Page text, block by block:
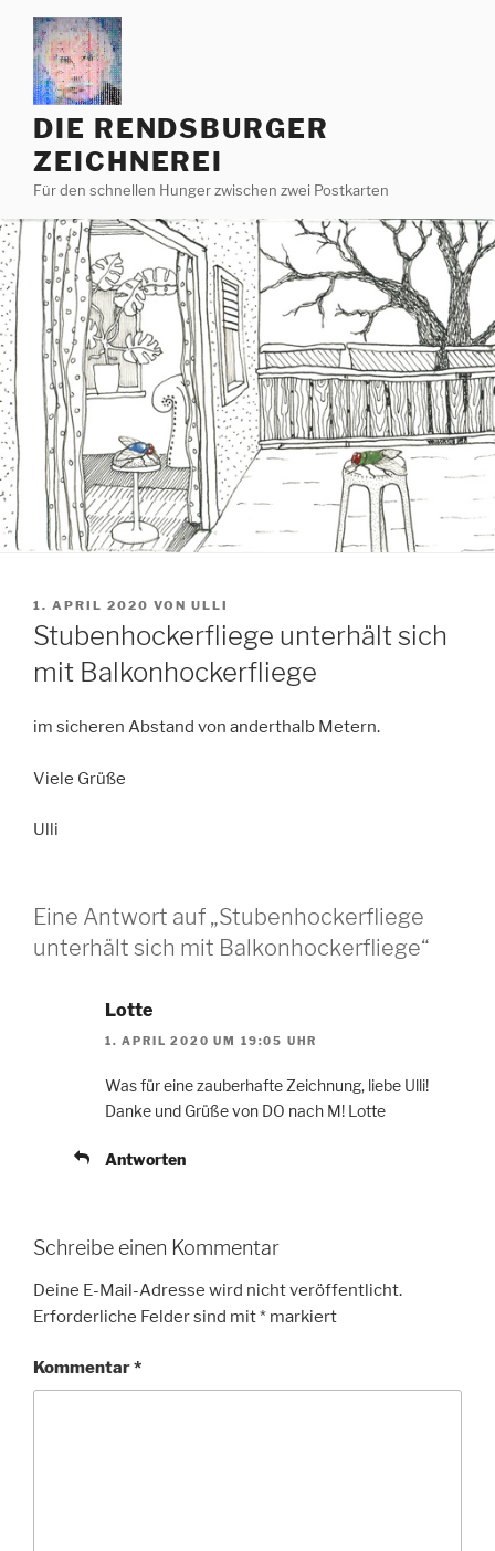
Zum
Inhalt
springen
DIE RENDSBURGER
ZEICHNEREI
Für den schnellen Hunger zwischen zwei Postkarten
VERÖFFENTLICHT
AM
1. APRIL 2020 VON ULLI
Stubenhockerfliege unterhält sich
mit Balkonhockerfliege
im sicheren Abstand von anderthalb Metern.
Viele Grüße
Ulli
Eine Antwort auf „Stubenhockerfliege
unterhält sich mit Balkonhockerfliege“
Lotte
1. APRIL 2020 UM 19:05 UHR
Was für eine zauberhafte Zeichnung, liebe Ulli!
Danke und Grüße von DO nach M! Lotte
Antworten
Schreibe einen Kommentar
Deine E-Mail-Adresse wird nicht veröffentlicht.
Erforderliche Felder sind mit* markiert
Kommentar*